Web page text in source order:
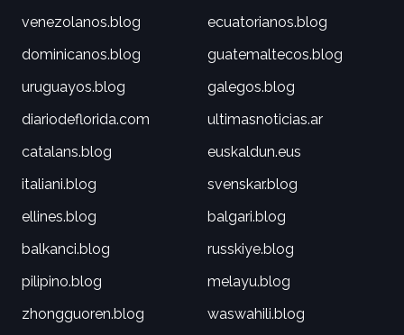
venezolanos.blog
ecuatorianos.blog
dominicanos.blog
guatemaltecos.blog
uruguayos.blog
galegos.blog
diariodeflorida.com
ultimasnoticias.ar
catalans.blog
euskaldun.eus
italiani.blog
svenskar.blog
ellines.blog
balgari.blog
balkanci.blog
russkiye.blog
pilipino.blog
melayu.blog
zhongguoren.blog
waswahili.blog